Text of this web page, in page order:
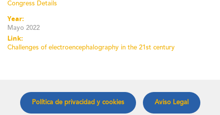
Congress Details
Year:
Mayo 2022
Link:
Challenges of electroencephalography in the 21st century
Política de privacidad y cookies Aviso Legal